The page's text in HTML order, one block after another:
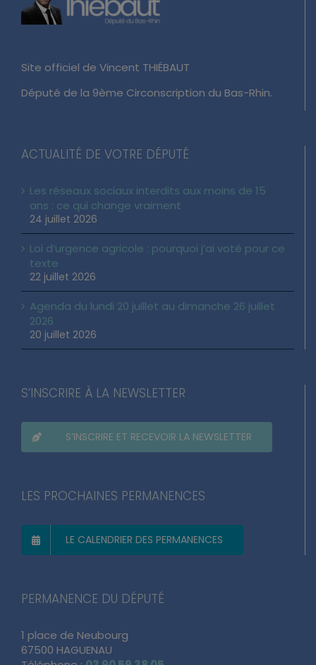
Site officiel de Vincent THIÉBAUT
Député de la 9ème Circonscription du Bas-Rhin.
ACTUALITÉ DE VOTRE DÉPUTÉ
Les réseaux sociaux interdits aux moins de 15
ans : ce qui change vraiment
24 juillet 2026
Loi d’urgence agricole : pourquoi j’ai voté pour ce
texte
22 juillet 2026
Agenda du lundi 20 juillet au dimanche 26 juillet
2026
20 juillet 2026
S’INSCRIRE À LA NEWSLETTER
S’INSCRIRE ET RECEVOIR LA NEWSLETTER
LES PROCHAINES PERMANENCES
LE CALENDRIER DES PERMANENCES
PERMANENCE DU DÉPUTÉ
1 place de Neubourg
67500 HAGUENAU